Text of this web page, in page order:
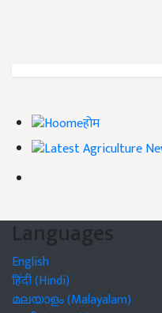
होम
Languages
English
हिंदी (Hindi)
മലയാളം (Malayalam)